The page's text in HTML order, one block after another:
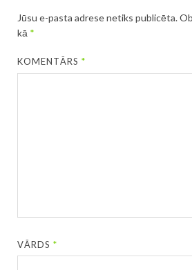
Jūsu e-pasta adrese netiks publicēta.
kā *
KOMENTĀRS*
VĀRDS*